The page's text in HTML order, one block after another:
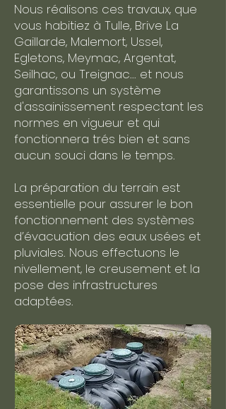
Nous réalisons ces travaux, que
vous habitiez à Tulle, Brive La
Gaillarde, Malemort, Ussel,
Egletons, Meymac, Argentat,
Seilhac, ou Treignac... et nous
garantissons un système
d'assainissement respectant les
normes en vigueur et qui
fonctionnera trés bien et sans
aucun souci dans le temps.
La préparation du terrain est
essentielle pour assurer le bon
fonctionnement des systèmes
d’évacuation des eaux usées et
pluviales. Nous effectuons le
nivellement, le creusement et la
pose des infrastructures
adaptées.